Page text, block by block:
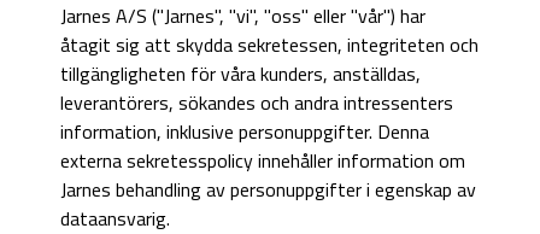
Jarnes A/S ("Jarnes", "vi", "oss" eller "vår") har
åtagit sig att skydda sekretessen, integriteten och
tillgängligheten för våra kunders, anställdas,
leverantörers, sökandes och andra intressenters
information, inklusive personuppgifter. Denna
externa sekretesspolicy innehåller information om
Jarnes behandling av personuppgifter i egenskap av
dataansvarig.